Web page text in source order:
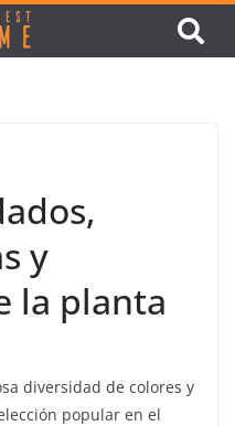
y
la planta
diversidad de colores y
popular en el